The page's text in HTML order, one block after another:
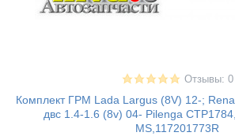
Отзывы: 0
Комплект ГРМ Lada Largus (8V) 12-;
двс 1.4-1.6 (8v) 04- Pilenga
MS,117201773R